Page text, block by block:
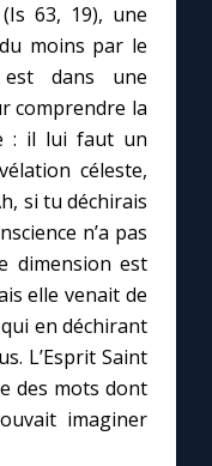
63, 19), une
moins par le
est dans une
comprendre la
: il lui faut un
céleste,
si tu déchirais
n’a pas
dimension est
elle venait de
qui en déchirant
L’Esprit Saint
des mots dont
imaginer